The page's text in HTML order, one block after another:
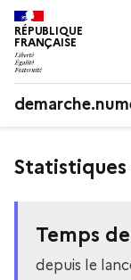
RÉPUBLIQUE
FRANÇAISE
Statistiques
Temps
depuis le